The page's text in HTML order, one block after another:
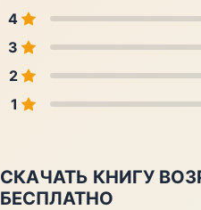
4
3
2
1
СКАЧАТЬ КНИГУ
БЕСПЛАТНО